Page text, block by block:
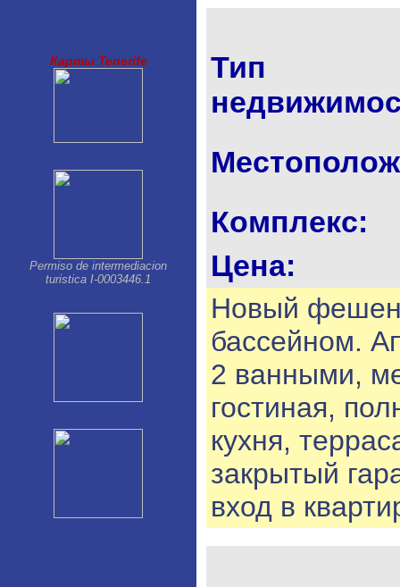
Playa San Juan
Puerto de la Cruz
Карты Tenerife
Permiso de intermediacion
turistica I-0003446.1
Тип
Комплекс:
Цена:
Новый
бассейном.
2 ванными,
гостиная,
кухня,
закрытый
вход в